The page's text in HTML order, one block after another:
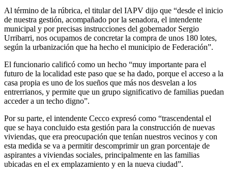
Al término de la rúbrica, el titular del IAPV dijo que “desde el inicio
de nuestra gestión, acompañado por la senadora, el intendente
municipal y por precisas instrucciones del gobernador Sergio
Urribarri, nos ocupamos de concretar la compra de unos 180 lotes,
según la urbanización que ha hecho el municipio de Federación”.
El funcionario calificó como un hecho “muy importante para el
futuro de la localidad este paso que se ha dado, porque el acceso a la
casa propia es uno de los sueños que más nos desvelan a los
entrerrianos, y permite que un grupo significativo de familias puedan
acceder a un techo digno”.
Por su parte, el intendente Cecco expresó como “trascendental el
que se haya concluido esta gestión para la construcción de nuevas
viviendas, que era preocupación que tenían nuestros vecinos y con
esta medida se va a permitir descomprimir un gran porcentaje de
aspirantes a viviendas sociales, principalmente en las familias
ubicadas en el ex emplazamiento y en la nueva ciudad”.